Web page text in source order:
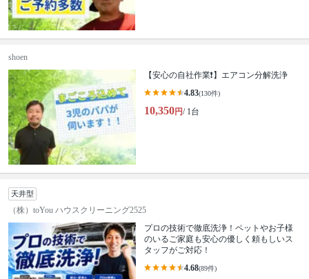
shoen
【安心の自社作業❗️】エアコン分解洗浄
4.83(130件)
10,350円/ 1台
天井型
（株）toYou ハウスクリーニング2525
プロの技術で徹底洗浄！ペットやお子様
のいるご家庭も安心の優しく頼もしいス
タッフがご対応！
4.68(89件)